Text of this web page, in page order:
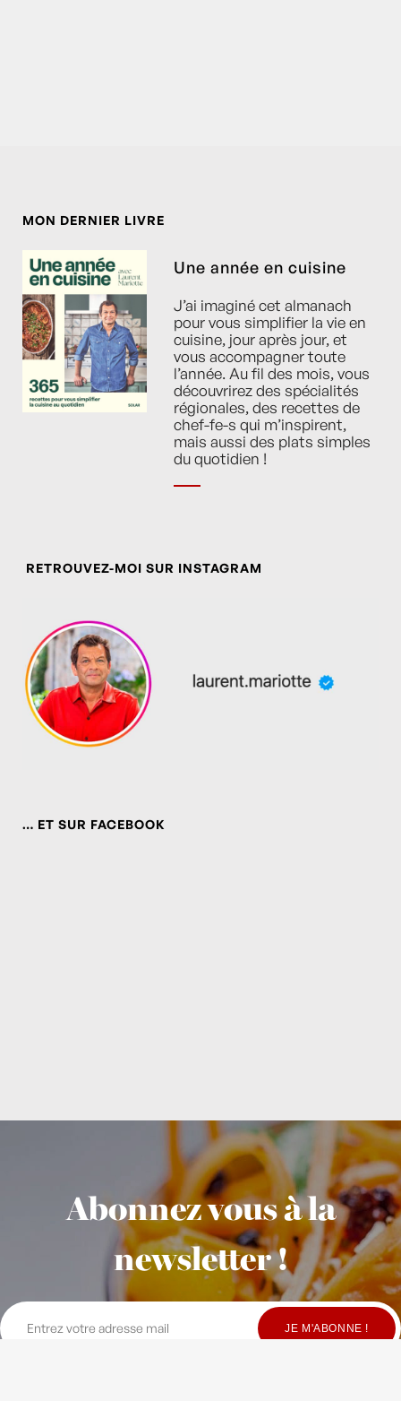
MON DERNIER LIVRE
Une année en cuisine
J’ai imaginé cet almanach
pour vous simplifier la vie en
cuisine, jour après jour, et
vous accompagner toute
l’année. Au fil des mois, vous
découvrirez des spécialités
régionales, des recettes de
chef-fe-s qui m’inspirent,
mais aussi des plats simples
du quotidien !
RETROUVEZ-MOI SUR INSTAGRAM
… ET SUR FACEBOOK
Abonnez vous à la
newsletter !